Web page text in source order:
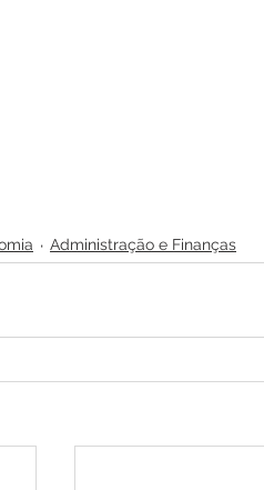
Administração e Finanças